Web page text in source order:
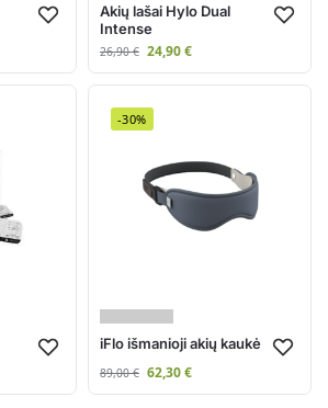
Akių lašai Hylo Dual
Intense
26,90€ 24,90€
-30%
iFlo išmanioji akių kaukė
89,00€ 62,30€